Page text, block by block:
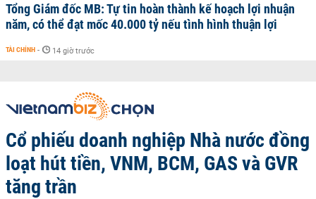
Tổng Giám đốc MB: Tự tin hoàn thành kế hoạch lợi nhuận
năm, có thể đạt mốc 40.000 tỷ nếu tình hình thuận lợi
TÀI CHÍNH - 14 giờ trước
Cổ phiếu doanh nghiệp Nhà nước đồng
loạt hút tiền, VNM, BCM, GAS và GVR
tăng trần